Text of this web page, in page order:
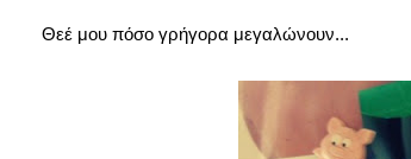
Θεέ μου πόσο γρήγορα μεγαλώνουν...